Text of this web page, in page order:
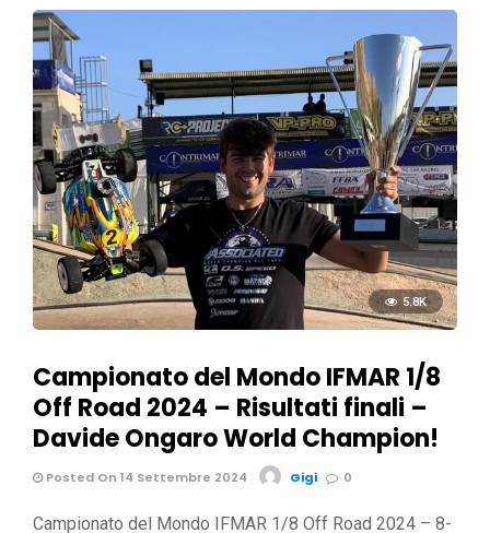
5.8K
Campionato del Mondo IFMAR 1/8
Off Road 2024 – Risultati finali –
Davide Ongaro World Champion!
Posted On 14 Settembre 2024 Gigi 0
Campionato del Mondo IFMAR 1/8 Off Road 2024 – 8-